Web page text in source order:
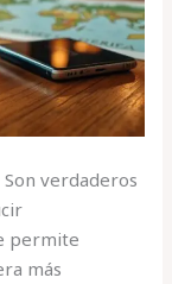
verdaderos
permite
más